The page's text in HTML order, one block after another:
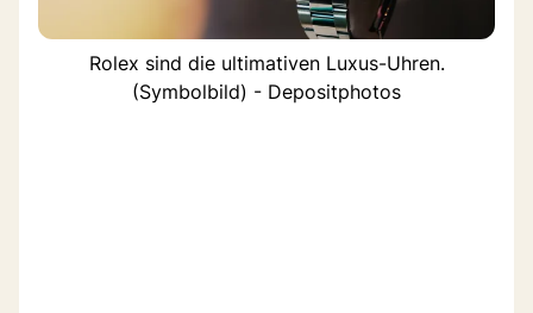
Rolex sind die ultimativen Luxus-Uhren.
(Symbolbild) - Depositphotos